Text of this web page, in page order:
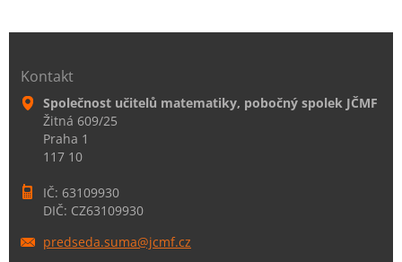
Kontakt
Společnost učitelů matematiky, pobočný spolek JČMF
Žitná 609/25
Praha 1
117 10
IČ: 63109930
DIČ: CZ63109930
predseda.suma@jcmf.cz